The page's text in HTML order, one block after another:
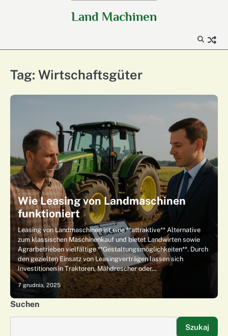
Land Machinen
Tag: Wirtschaftsgüter
Wie Leasing von Landmaschinen
funktioniert
Leasing von Landmaschinen ist eine **attraktive** Alternative
zum klassischen Maschinenkauf und bietet Landwirten sowie
Agrarbetrieben vielfältige **Gestaltungsmöglichkeiten**. Durch
den gezielten Einsatz von Leasingverträgen lassen sich
Investitionen in Traktoren, Mähdrescher oder…
7 grudnia, 2025
Suchen
Szukaj